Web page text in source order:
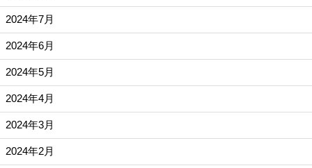
2024年7月
2024年6月
2024年5月
2024年4月
2024年3月
2024年2月